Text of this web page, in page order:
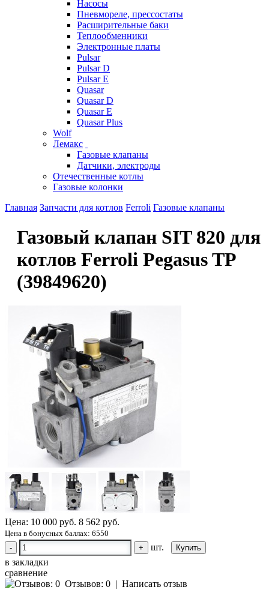
Насосы
Пневмореле, прессостаты
Расширительные баки
Теплообменники
Электронные платы
Pulsar
Pulsar D
Pulsar E
Quasar
Quasar D
Quasar E
Quasar Plus
Wolf
Лемакс
Газовые клапаны
Датчики, электроды
Отечественные котлы
Газовые колонки
Главная Запчасти для котлов Ferroli Газовые клапаны
Газовый клапан SIT 820 для
котлов Ferroli Pegasus TP
(39849620)
Цена: 10 000 руб. 8 562 руб.
Цена в бонусных баллах: 6550
-
+
шт.
в закладки
сравнение
Отзывов: 0 | Написать отзыв